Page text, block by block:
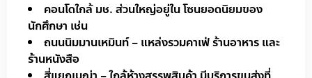
คอนโดใกล้ มช. ส่วนใหญ่อยู่ใน โซนยอดนิยมของ
นักศึกษา เช่น
ถนนนิมมานเหมินท์ – แหล่งรวมคาเฟ่ ร้านอาหาร และ
ร้านหนังสือ